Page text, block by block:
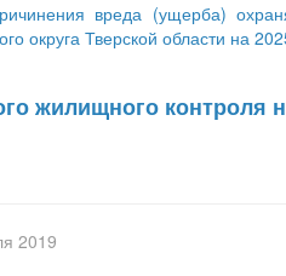
вреда (ущерба)
округа Тверской области на
жилищного контроля
2019